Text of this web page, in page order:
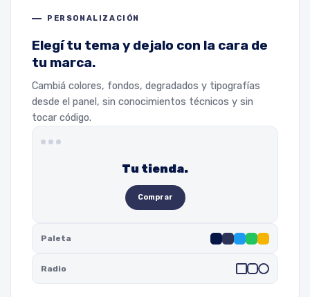
PERSONALIZACIÓN
Elegí tu tema y dejalo con la cara de
tu marca.
Cambiá colores, fondos, degradados y tipografías
desde el panel, sin conocimientos técnicos y sin
tocar código.
Tu tienda.
Comprar
Paleta
Radio